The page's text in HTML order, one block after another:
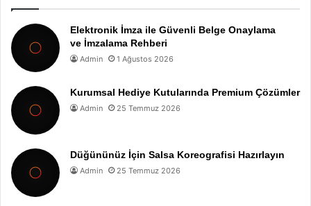
Elektronik İmza ile Güvenli Belge Onaylama
ve İmzalama Rehberi
Admin 1 Ağustos 2026
Kurumsal Hediye Kutularında Premium Çözümler
Admin 25 Temmuz 2026
Düğününüz İçin Salsa Koreografisi Hazırlayın
Admin 25 Temmuz 2026